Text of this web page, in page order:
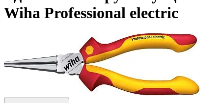
Wiha Professional electric